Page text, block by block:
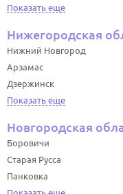
Показать еще
Нижегородская
Нижний Новгород
Арзамас
Дзержинск
Показать еще
Новгородская
Боровичи
Старая Русса
Панковка